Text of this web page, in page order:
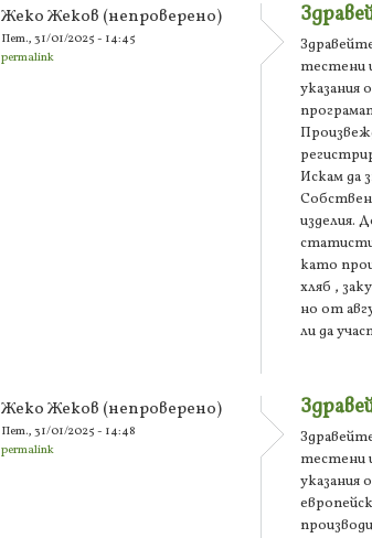
Жеко Жеков (непроверено)
Пет., 31/01/2025 - 14:45
permalink
тестени
указания
Искам да
изделия.
като
хляб ,
но от
ли да
Жеко Жеков (непроверено)
Пет., 31/01/2025 - 14:48
permalink
тестени
указания